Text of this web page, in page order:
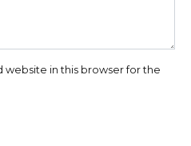
website in this browser for the